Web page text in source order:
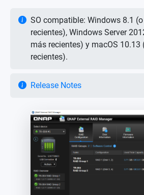
SO compatible: Windows 8.1
recientes), Windows Server
más recientes) y macOS 10.13
recientes).
Release Notes